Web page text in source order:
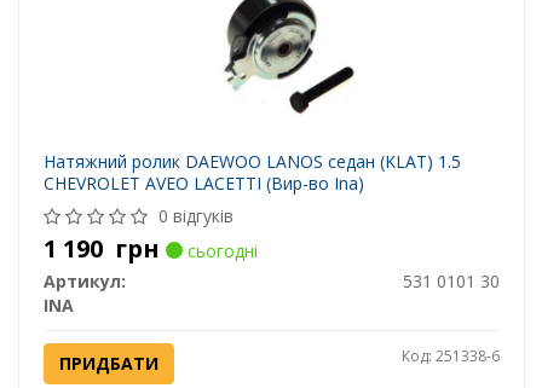
Натяжний ролик DAEWOO LANOS седан (KLAT) 1.5
CHEVROLET AVEO LACETTI (Вир-во Ina)
0 відгуків
1 190 грн
сьогодні
Артикул:
531 0101 30
INA
ПРИДБАТИ Код: 251338-6